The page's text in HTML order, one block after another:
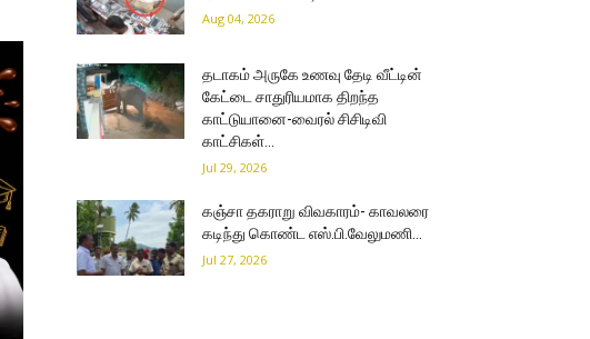
Aug 04, 2026
தடாகம் அருகே உணவு தேடி வீட்டின்
கேட்டை சாதுரியமாக திறந்த
காட்டுயானை-வைரல் சிசிடிவி
காட்சிகள்…
Jul 29, 2026
கஞ்சா தகராறு விவகாரம்- காவலரை
கடிந்து கொண்ட எஸ்.பி.வேலுமணி…
Jul 27, 2026